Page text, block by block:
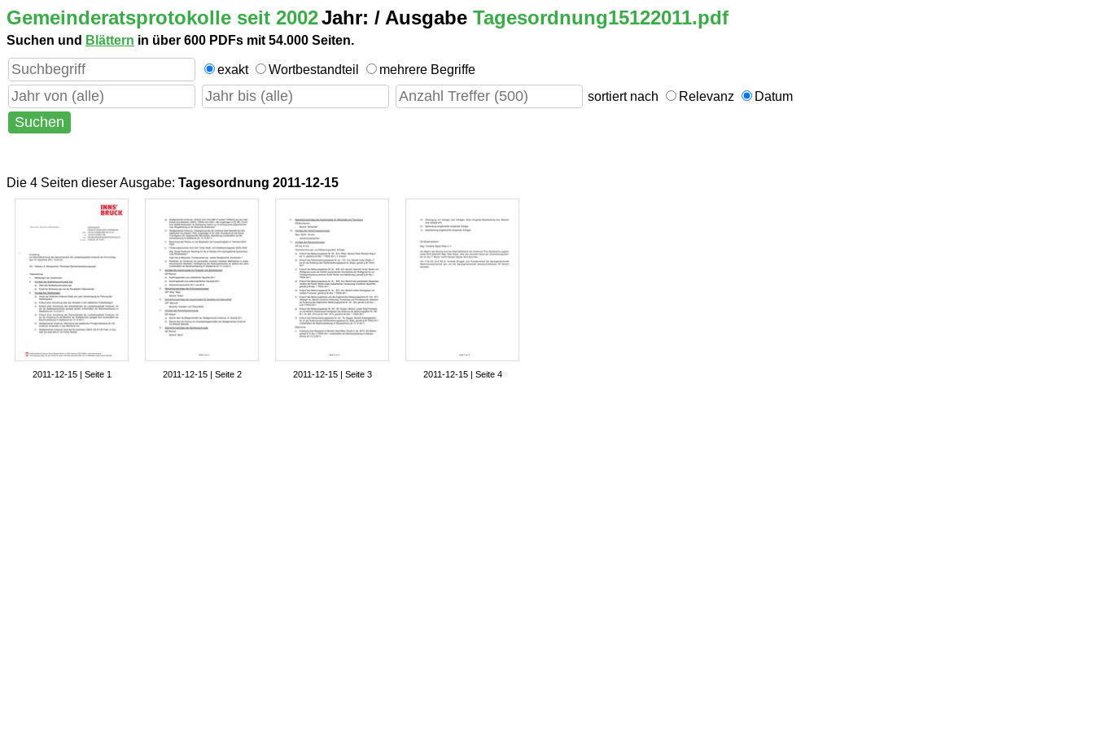
Gemeinderatsprotokolle seit 2002Jahr: / Ausgabe Tagesordnung15122011.pdf
Suchen und Blättern in über 600 PDFs mit 54.000 Seiten.
exakt Wortbestandteil
mehrere Begriffe
sortiert nach
Relevanz Datum
Die 4 Seiten dieser Ausgabe: Tagesordnung 2011-12-15
2011-12-15 | Seite 1 2011-12-15 | Seite 2 2011-12-15 | Seite 3 2011-12-15 | Seite 4